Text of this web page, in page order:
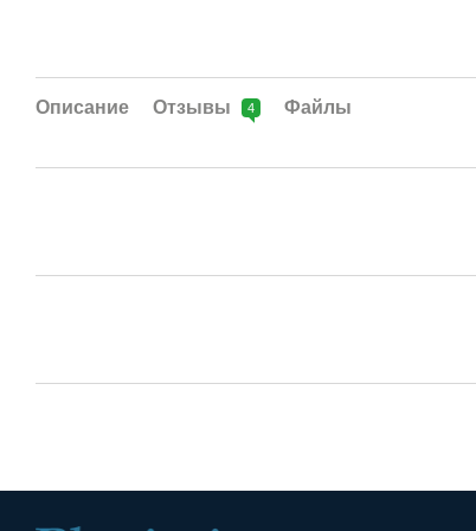
Описание Отзывы 4 Файлы